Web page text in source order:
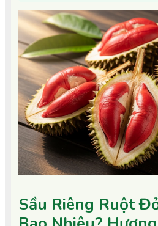
Sầu Riêng Ruột